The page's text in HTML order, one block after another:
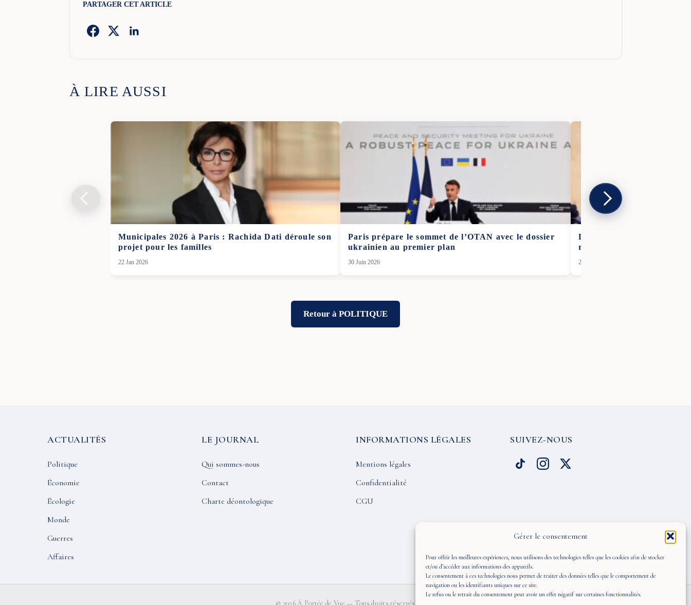
Gérer le consentement
Pour offrir les meilleures expériences, nous utilisons des technologies telles que les cookies afin de stocker
et/ou d’accéder aux informations des appareils.
Le consentement à ces technologies nous permet de traiter des données telles que le comportement de
navigation ou les identifiants uniques sur ce site.
Le refus ou le retrait du consentement peut avoir un effet négatif sur certaines fonctionnalités.
PARTAGER CET ARTICLE
À LIRE AUSSI
Municipales 2026 à Paris : Rachida Dati déroule son
projet pour les familles
22 Jan 2026
Paris prépare le sommet de l’OTAN avec le dossier
ukrainien au premier plan
30 Juin 2026
L’image de Macron à
réseaux sociaux
26 Jan 2026
Retour à POLITIQUE
ACTUALITÉS
Politique
Économie
Écologie
Monde
Guerres
Affaires
LE JOURNAL
Qui sommes-nous
Contact
Charte déontologique
INFORMATIONS LÉGALES
Mentions légales
Confidentialité
CGU
SUIVEZ-NOUS
© 2026 À Portée de Vue — Tous droits réservés